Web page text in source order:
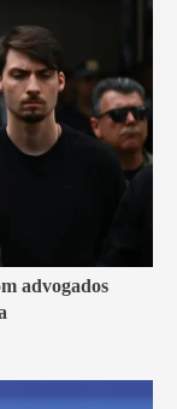
advogados